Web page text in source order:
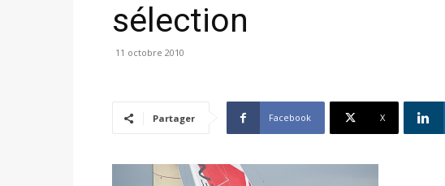
sélection
11 octobre 2010
Partager Facebook X